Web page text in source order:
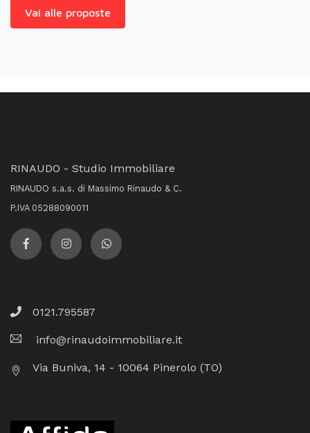
Vai alle proposte
RINAUDO - Studio Immobiliare
RINAUDO s.a.s. di Massimo Rinaudo & C.
P.IVA 05288090011
0121.795587
info@rinaudoimmobiliare.it
Via Buniva, 14 - 10064 Pinerolo (TO)